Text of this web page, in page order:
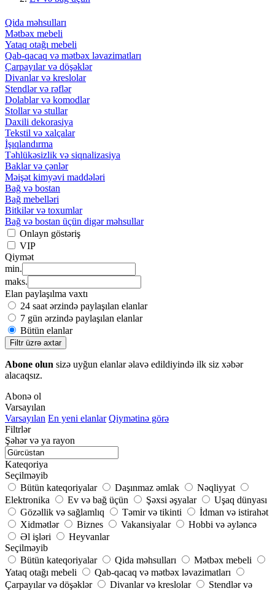
Qida məhsulları
Mətbəx mebeli
Yataq otağı mebeli
Qab-qacaq və mətbəx ləvazimatları
Çarpayılar və döşəklər
Divanlar və kreslolar
Stendlər və rəflər
Dolablar və komodlar
Stollar və stullar
Daxili dekorasiya
Tekstil və xalçalar
İşıqlandırma
Təhlükəsizlik və siqnalizasiya
Baklar və çənlər
Məişət kimyəvi maddələri
Bağ və bostan
Bağ mebelləri
Bitkilər və toxumlar
Bağ və bostan üçün digər məhsullar
Onlayn göstəriş
VIP
Qiymət
min.
maks.
Elan paylaşılma vaxtı
24 saat ərzində paylaşılan elanlar
7 gün ərzində paylaşılan elanlar
Bütün elanlar
Filtr üzrə axtar
Abone olun sizə uyğun elanlar əlavə edildiyində ilk siz xəbər
alacaqsız.
Abonə ol
Varsayılan
Varsayılan En yeni elanlar Qiymətinə görə
Filtrlər
Şəhər və ya rayon
Kateqoriya
Seçilməyib
Bütün kateqoriyalar
Daşınmaz əmlak
Nəqliyyat
Elektronika
Ev və bağ üçün Şəxsi əşyalar
Uşaq dünyası
Gözəllik və sağlamlıq
Təmir və tikinti
İdman və istirahət
Xidmətlər
Biznes Vakansiyalar
Hobbi və əyləncə
Əl işləri
Heyvanlar
Seçilməyib
Bütün kateqoriyalar
Qida məhsulları
Mətbəx mebeli
Yataq otağı mebeli
Qab-qacaq və mətbəx ləvazimatları
Çarpayılar və döşəklər
Divanlar və kreslolar
Stendlər və